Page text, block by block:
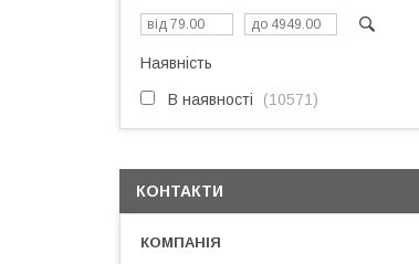
Наявність
В наявності 10571
КОНТАКТИ